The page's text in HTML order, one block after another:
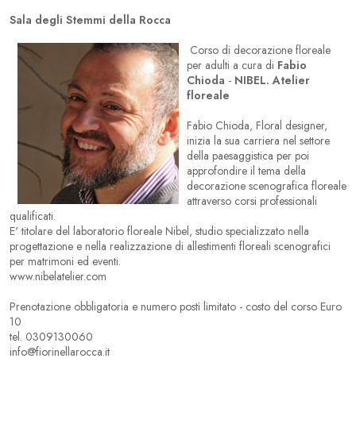
Sala degli Stemmi della Rocca
Corso di decorazione floreale
per adulti a cura di Fabio
Chioda - NIBEL. Atelier
floreale
Fabio Chioda, Floral designer,
inizia la sua carriera nel settore
della paesaggistica per poi
approfondire il tema della
decorazione scenografica floreale
attraverso corsi professionali
qualificati.
E' titolare del laboratorio floreale Nibel, studio specializzato nella
progettazione e nella realizzazione di allestimenti floreali scenografici
per matrimoni ed eventi.
www.nibelatelier.com
Prenotazione obbligatoria e numero posti limitato - costo del corso Euro
10
tel. 0309130060
info@fiorinellarocca.it